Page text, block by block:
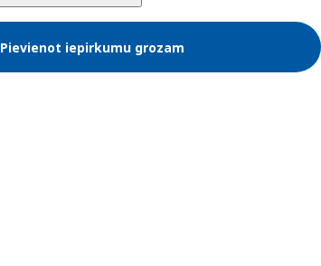
Pievienot iepirkumu grozam